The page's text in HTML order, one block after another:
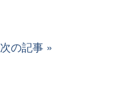
次の記事